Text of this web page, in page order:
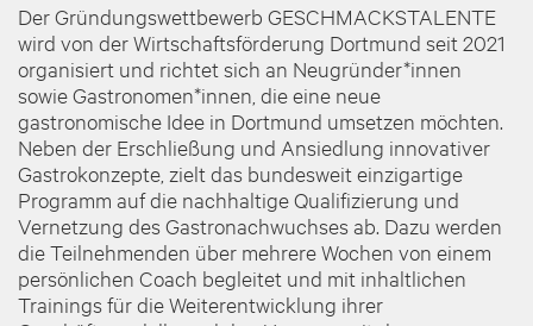
Der Gründungswettbewerb GESCHMACKSTALENTE
wird von der Wirtschaftsförderung Dortmund seit 2021
organisiert und richtet sich an Neugründer*innen
sowie Gastronomen*innen, die eine neue
gastronomische Idee in Dortmund umsetzen möchten.
Neben der Erschließung und Ansiedlung innovativer
Gastrokonzepte, zielt das bundesweit einzigartige
Programm auf die nachhaltige Qualifizierung und
Vernetzung des Gastronachwuchses ab. Dazu werden
die Teilnehmenden über mehrere Wochen von einem
persönlichen Coach begleitet und mit inhaltlichen
Trainings für die Weiterentwicklung ihrer